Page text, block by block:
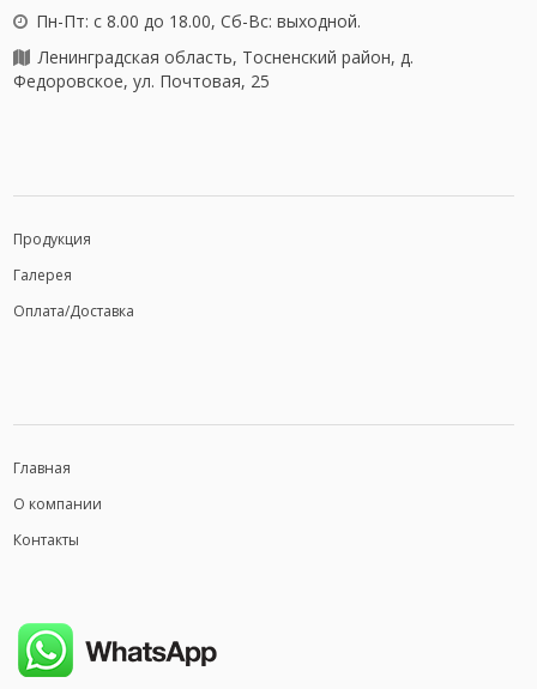
Пн-Пт: с 8.00 до 18.00, Сб-Вс: выходной.
Ленинградская область, Тосненский район, д.
Федоровское, ул. Почтовая, 25
Продукция
Галерея
Оплата/Доставка
Главная
О компании
Контакты